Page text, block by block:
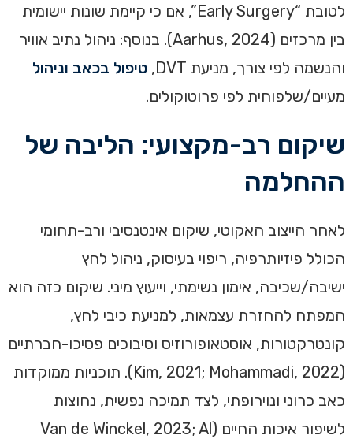
לטובת “Early Surgery”, אם כי קיימת שונות יישומית
בין מרכזים (Aarhus, 2024). בנוסף: ניהול נתיב אוויר
והנשמה לפי צורך, מניעת DVT,
טיפול בכאב וניהול
מעיים/שלפוחית לפי פרוטוקולים.
שיקום רב-מקצועי: הליבה של
ההחלמה
לאחר הייצוב האקוטי, שיקום אינטנסיבי ורב-תחומי
הכולל פיזיותרפיה, ריפוי בעיסוק, ניהול לחץ
ישיבה/שכיבה, אימון נשימתי, וייעוץ מיני. שיקום כזה הוא
המפתח להחזרת עצמאות, למניעת כיבי לחץ,
קונטרקטורות, אוסטאופורוזיס וסיבוכים פסיכו-חברתיים
(Kim, 2021; Mohammadi, 2022). תוכניות ממוקדות
כאב כרוני ונוירופתי, לצד תמיכה נפשית, נחוצות
לשיפור איכות החיים (Van de Winckel, 2023; Al